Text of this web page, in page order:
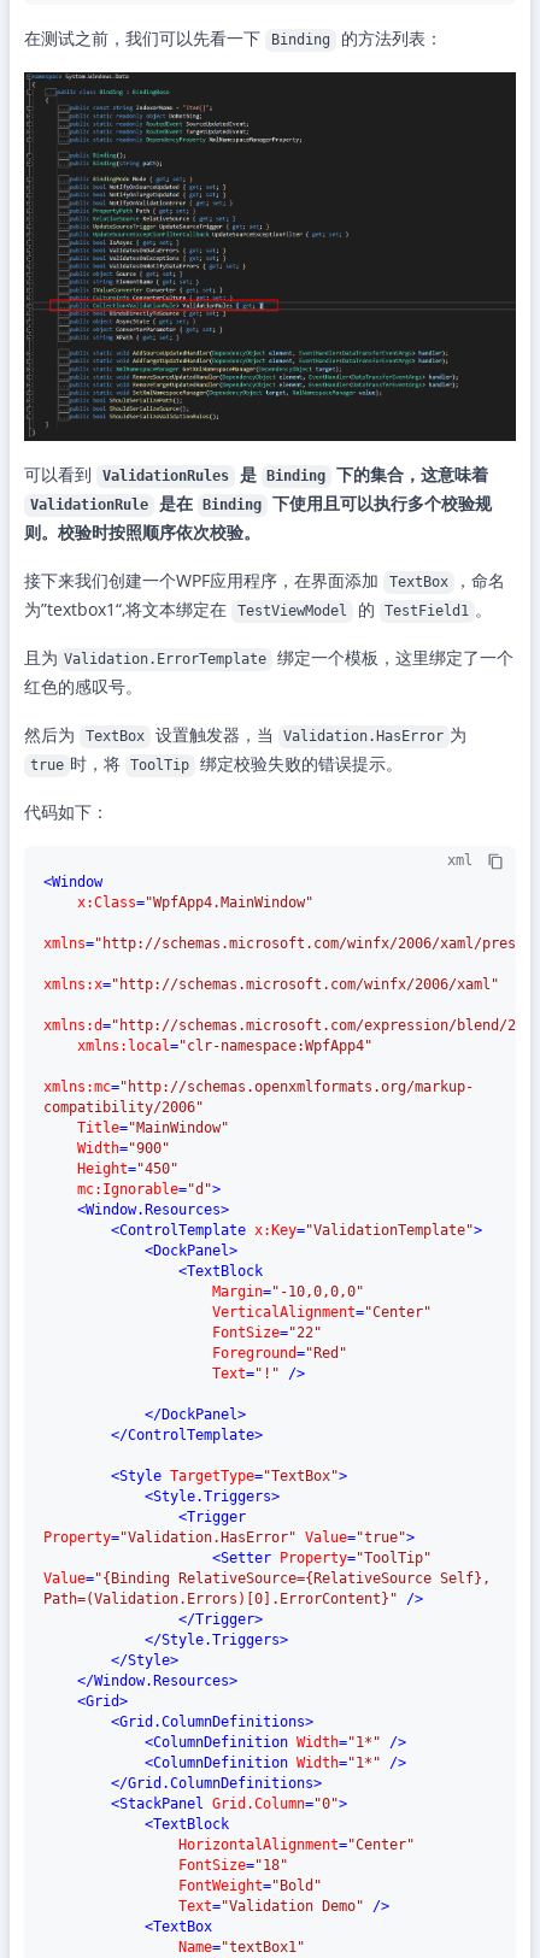
在测试之前，我们可以先看一下 Binding 的方法列表：
可以看到 ValidationRules 是 Binding 下的集合，这意味着
ValidationRule 是在 Binding
下使用且可以执行多个校验规
则。校验时按照顺序依次校验。
接下来我们创建一个WPF应用程序，在界面添加 TextBox
，命名
为”textbox1“,将文本绑定在
TestViewModel 的 TestField1 。
且为 Validation.ErrorTemplate
绑定一个模板，这里绑定了一个
红色的感叹号。
然后为 TextBox 设置触发器，当 Validation.HasError 为
true 时，将 ToolTip 绑定校验失败的错误提示。
代码如下：
xml
<Window
x:Class="WpfApp4.MainWindow"
xmlns="http://schemas.microsoft.com/winfx/2006/xaml/
xmlns:x="http://schemas.microsoft.com/winfx/2006/xaml"
xmlns:d="http://schemas.microsoft.com/expression/blend/
xmlns:local="clr-namespace:WpfApp4"
xmlns:mc="http://schemas.openxmlformats.org/markup-
compatibility/2006"
Title="MainWindow"
Width="900"
Height="450"
mc:Ignorable="d">
<Window.Resources>
<ControlTemplate x:Key="ValidationTemplate">
<DockPanel>
<TextBlock
Margin="-10,0,0,0"
VerticalAlignment="Center"
FontSize="22"
Foreground="Red"
Text="!" />
</DockPanel>
</ControlTemplate>
<Style TargetType="TextBox">
<Style.Triggers>
<Trigger
Property="Validation.HasError" Value="true">
<Setter Property="ToolTip"
Value="{Binding RelativeSource={RelativeSource Self},
Path=(Validation.Errors)[0].ErrorContent}" />
</Trigger>
</Style.Triggers>
</Style>
</Window.Resources>
<Grid>
<Grid.ColumnDefinitions>
<ColumnDefinition Width="1*" />
<ColumnDefinition Width="1*" />
</Grid.ColumnDefinitions>
<StackPanel Grid.Column="0">
<TextBlock
HorizontalAlignment="Center"
FontSize="18"
FontWeight="Bold"
Text="Validation Demo" />
<TextBox
Name="textBox1"